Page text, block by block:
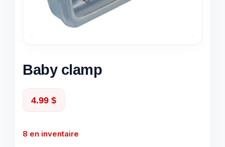
Baby clamp
4.99 $
8 en inventaire